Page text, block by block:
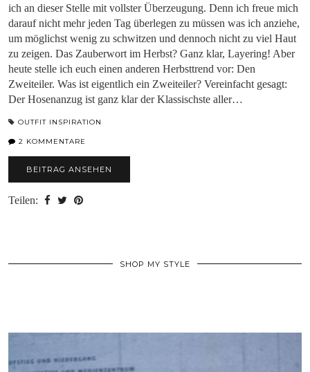
ich an dieser Stelle mit vollster Überzeugung. Denn ich freue mich
darauf nicht mehr jeden Tag überlegen zu müssen was ich anziehe,
um möglichst wenig zu schwitzen und dennoch nicht zu viel Haut
zu zeigen. Das Zauberwort im Herbst? Ganz klar, Layering! Aber
heute stelle ich euch einen anderen Herbsttrend vor: Den
Zweiteiler. Was ist eigentlich ein Zweiteiler? Vereinfacht gesagt:
Der Hosenanzug ist ganz klar der Klassischste aller…
OUTFIT INSPIRATION
2 KOMMENTARE
BEITRAG ANSEHEN
Teilen:
SHOP MY STYLE